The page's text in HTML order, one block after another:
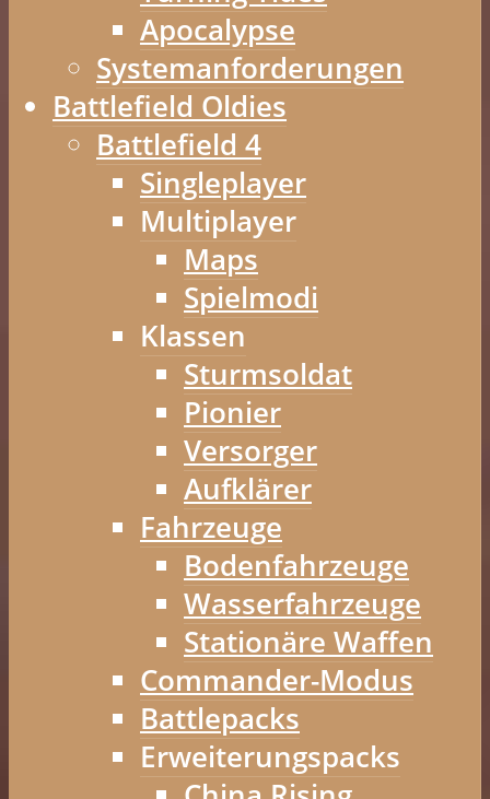
Apocalypse
Systemanforderungen
Battlefield Oldies
Battlefield 4
Singleplayer
Multiplayer
Maps
Spielmodi
Klassen
Sturmsoldat
Pionier
Versorger
Aufklärer
Fahrzeuge
Bodenfahrzeuge
Wasserfahrzeuge
Stationäre Waffen
Commander-Modus
Battlepacks
Erweiterungspacks